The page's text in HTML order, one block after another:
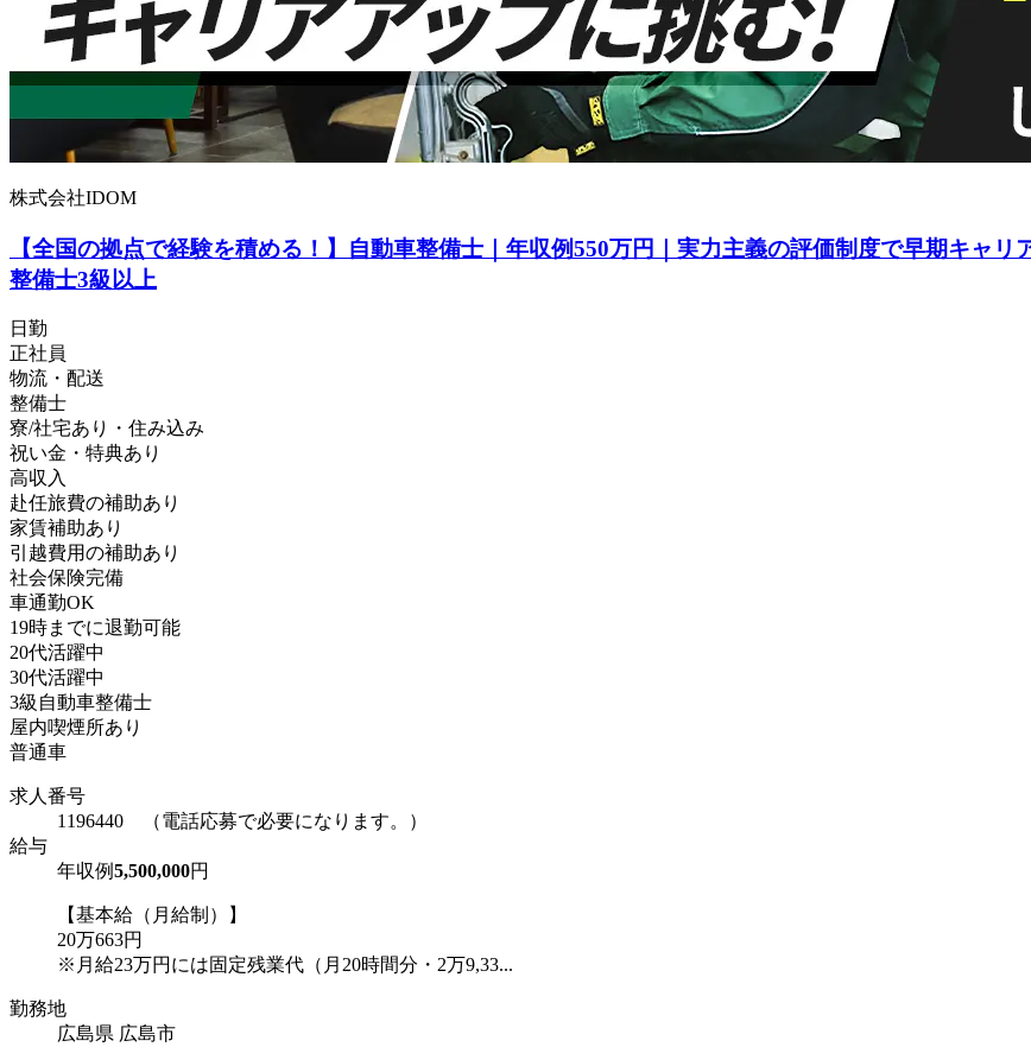
株式会社IDOM
【全国の拠点で経験を積める！】自動車整備士｜年収例550万円｜実力主義の評価制度で早期キャ
整備士3級以上
日勤
正社員
物流・配送
整備士
寮/社宅あり・住み込み
祝い金・特典あり
高収入
赴任旅費の補助あり
家賃補助あり
引越費用の補助あり
社会保険完備
車通勤OK
19時までに退勤可能
20代活躍中
30代活躍中
3級自動車整備士
屋内喫煙所あり
普通車
求人番号
1196440 （電話応募で必要になります。）
給与
年収例5,500,000円
【基本給（月給制）】
20万663円
※月給23万円には固定残業代（月20時間分・2万9,33...
勤務地
広島県 広島市